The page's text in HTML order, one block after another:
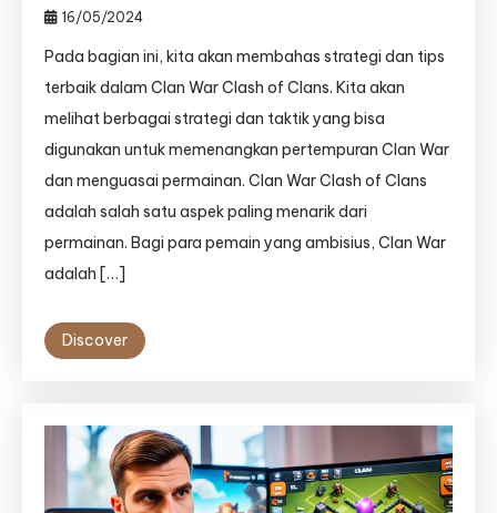
16/05/2024
Pada bagian ini, kita akan membahas strategi dan tips
terbaik dalam Clan War Clash of Clans. Kita akan
melihat berbagai strategi dan taktik yang bisa
digunakan untuk memenangkan pertempuran Clan War
dan menguasai permainan. Clan War Clash of Clans
adalah salah satu aspek paling menarik dari
permainan. Bagi para pemain yang ambisius, Clan War
adalah […]
Discover